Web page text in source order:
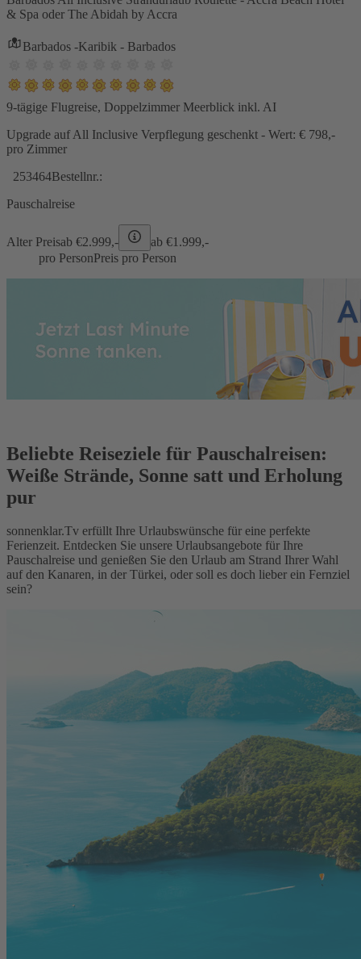
& Spa oder The Abidah by Accra
Barbados -Karibik - Barbados
9-tägige Flugreise, Doppelzimmer Meerblick inkl. AI
Upgrade auf All Inclusive Verpflegung geschenkt - Wert: € 798,-
pro Zimmer
253464Bestellnr.:
Pauschalreise
Alter Preisab €2.999,- ab €1.999,-
pro PersonPreis pro Person
Beliebte Reiseziele für Pauschalreisen:
Weiße Strände, Sonne satt und Erholung
pur
sonnenklar.Tv erfüllt Ihre Urlaubswünsche für eine perfekte
Ferienzeit. Entdecken Sie unsere Urlaubsangebote für Ihre
Pauschalreise und genießen Sie den Urlaub am Strand Ihrer Wahl
auf den Kanaren, in der Türkei, oder soll es doch lieber ein Fernziel
sein?